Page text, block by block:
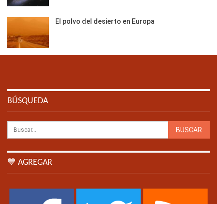
El polvo del desierto en Europa
BÚSQUEDA
💙 AGREGAR